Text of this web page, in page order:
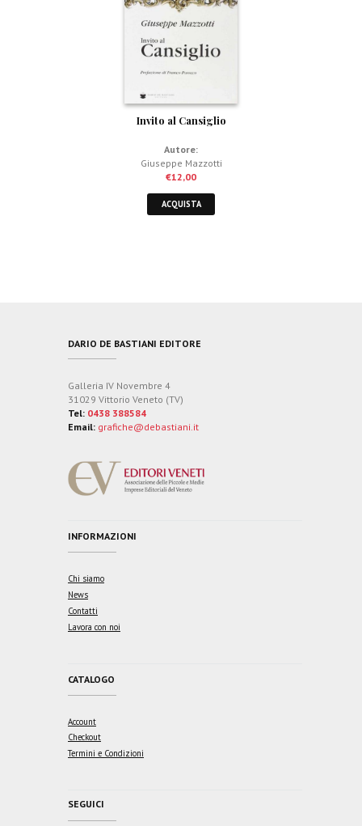
Invito al Cansiglio
Autore:
Giuseppe Mazzotti
€12,00
ACQUISTA
DARIO DE BASTIANI EDITORE
Galleria IV Novembre 4
31029 Vittorio Veneto (TV)
Tel: 0438 388584
Email: grafiche@debastiani.it
INFORMAZIONI
Chi siamo
News
Contatti
Lavora con noi
CATALOGO
Account
Checkout
Termini e Condizioni
SEGUICI